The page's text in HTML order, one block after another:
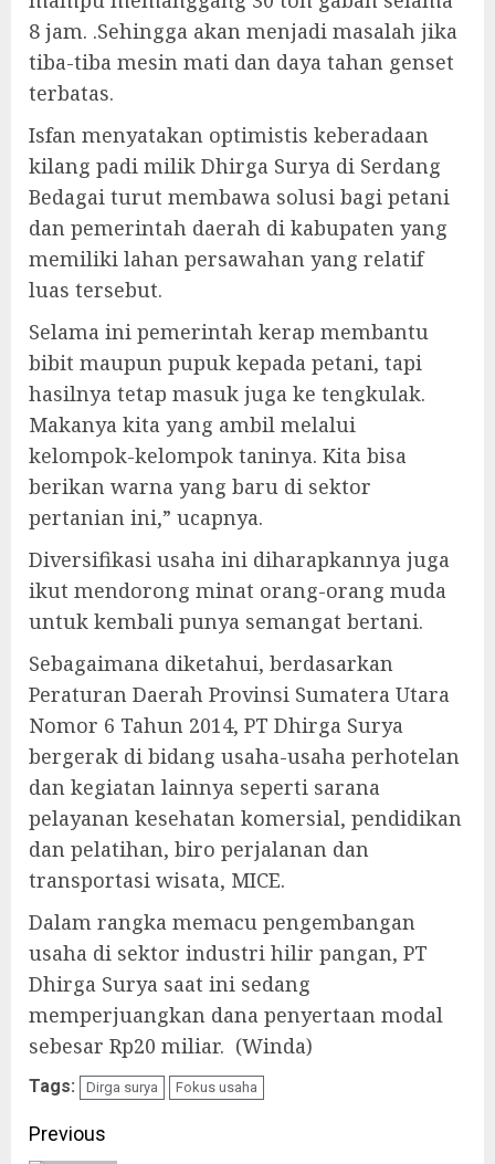
8 jam. .Sehingga akan menjadi masalah jika
tiba-tiba mesin mati dan daya tahan genset
terbatas.
Isfan menyatakan optimistis keberadaan
kilang padi milik Dhirga Surya di Serdang
Bedagai turut membawa solusi bagi petani
dan pemerintah daerah di kabupaten yang
memiliki lahan persawahan yang relatif
luas tersebut.
Selama ini pemerintah kerap membantu
bibit maupun pupuk kepada petani, tapi
hasilnya tetap masuk juga ke tengkulak.
Makanya kita yang ambil melalui
kelompok-kelompok taninya. Kita bisa
berikan warna yang baru di sektor
pertanian ini,” ucapnya.
Diversifikasi usaha ini diharapkannya juga
ikut mendorong minat orang-orang muda
untuk kembali punya semangat bertani.
Sebagaimana diketahui, berdasarkan
Peraturan Daerah Provinsi Sumatera Utara
Nomor 6 Tahun 2014, PT Dhirga Surya
bergerak di bidang usaha-usaha perhotelan
dan kegiatan lainnya seperti sarana
pelayanan kesehatan komersial, pendidikan
dan pelatihan, biro perjalanan dan
transportasi wisata, MICE.
Dalam rangka memacu pengembangan
usaha di sektor industri hilir pangan, PT
Dhirga Surya saat ini sedang
memperjuangkan dana penyertaan modal
sebesar Rp20 miliar. (Winda)
Tags: Dirga surya Fokus usaha
Continue
Previous